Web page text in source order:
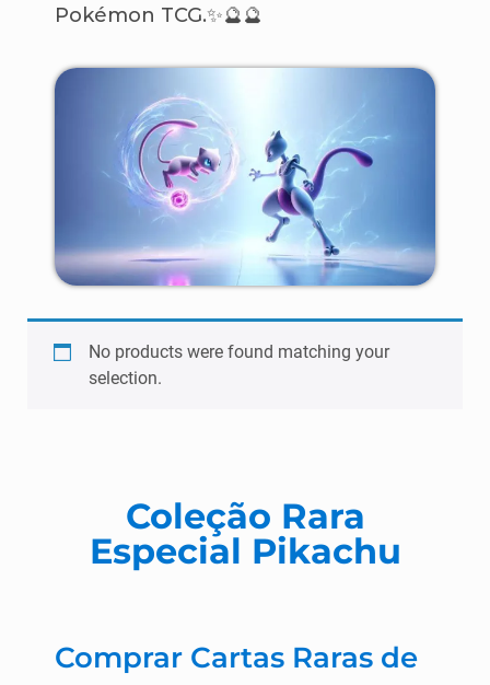
Pokémon TCG.✨🔮🔮
No products were found matching your
selection.
Coleção Rara
Especial Pikachu
Comprar Cartas Raras de